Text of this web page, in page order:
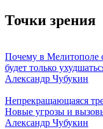
Точки зрения
Почему в Мелитополе
будет только
Александр Чубукин
Непрекращающаяся
Новые угрозы и
Александр Чубукин